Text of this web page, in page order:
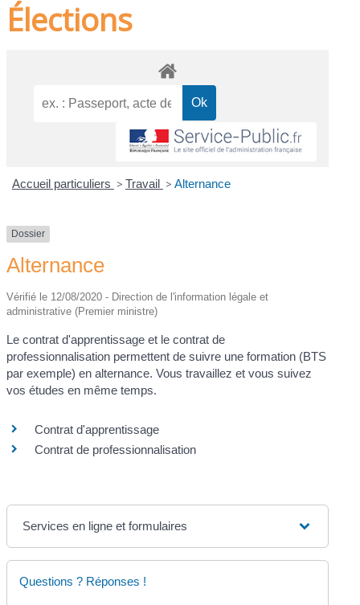
Élections
Accueil particuliers > Travail > Alternance
Dossier
Alternance
Vérifié le 12/08/2020 - Direction de l'information légale et
administrative (Premier ministre)
Le contrat d'apprentissage et le contrat de
professionnalisation permettent de suivre une formation (BTS
par exemple) en alternance. Vous travaillez et vous suivez
vos études en même temps.
Contrat d'apprentissage
Contrat de professionnalisation
Services en ligne et formulaires
Questions ? Réponses !